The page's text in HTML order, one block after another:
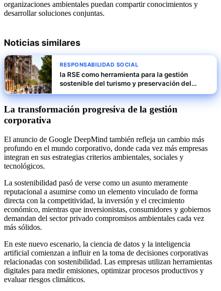
organizaciones ambientales puedan compartir conocimientos y
desarrollar soluciones conjuntas.
Noticias similares
RESPONSABILIDAD SOCIAL
la RSE como herramienta para la gestión
sostenible del turismo y preservación del
patrimonio en España
La transformación progresiva de la gestión
corporativa
El anuncio de Google DeepMind también refleja un cambio más
profundo en el mundo corporativo, donde cada vez más empresas
integran en sus estrategias criterios ambientales, sociales y
tecnológicos.
La sostenibilidad pasó de verse como un asunto meramente
reputacional a asumirse como un elemento vinculado de forma
directa con la competitividad, la inversión y el crecimiento
económico, mientras que inversionistas, consumidores y gobiernos
demandan del sector privado compromisos ambientales cada vez
más sólidos.
En este nuevo escenario, la ciencia de datos y la inteligencia
artificial comienzan a influir en la toma de decisiones corporativas
relacionadas con sostenibilidad. Las empresas utilizan herramientas
digitales para medir emisiones, optimizar procesos productivos y
evaluar riesgos climáticos.